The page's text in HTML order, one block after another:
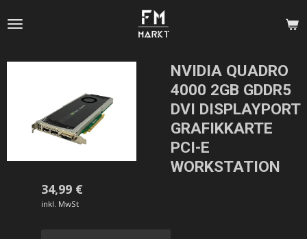
Hauptinhalt
NVIDIA QUADRO
4000 2GB GDDR5
DVI DISPLAYPORT
GRAFIKKARTE
PCI-E
WORKSTATION
34,99 €
inkl. MwSt